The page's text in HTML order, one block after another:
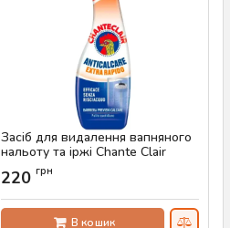
Засіб для видалення вапняного
нальоту та іржі Chante Clair
Anticalcare Extra Rapido, 625 мл
Артикул:
220 грн
В кошик